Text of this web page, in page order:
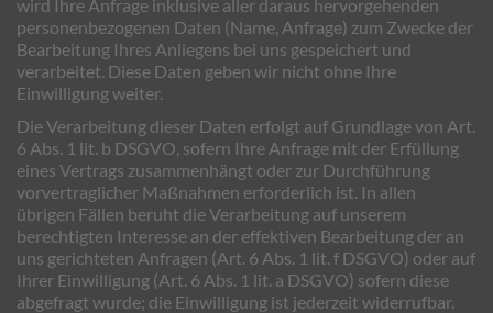
wird Ihre Anfrage inklusive aller daraus hervorgehenden
personenbezogenen Daten (Name, Anfrage) zum Zwecke der
Bearbeitung Ihres Anliegens bei uns gespeichert und
verarbeitet. Diese Daten geben wir nicht ohne Ihre
Einwilligung weiter.
Die Verarbeitung dieser Daten erfolgt auf Grundlage von Art.
6 Abs. 1 lit. b DSGVO, sofern Ihre Anfrage mit der Erfüllung
eines Vertrags zusammenhängt oder zur Durchführung
vorvertraglicher Maßnahmen erforderlich ist. In allen
übrigen Fällen beruht die Verarbeitung auf unserem
berechtigten Interesse an der effektiven Bearbeitung der an
uns gerichteten Anfragen (Art. 6 Abs. 1 lit. f DSGVO) oder auf
Ihrer Einwilligung (Art. 6 Abs. 1 lit. a DSGVO) sofern diese
abgefragt wurde; die Einwilligung ist jederzeit widerrufbar.